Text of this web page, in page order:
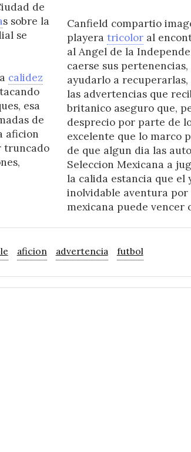
de
s sobre la
se
calidez
esa
de
aficion
truncado
Canfield compartio
playera tricolor al
al Angel de la
caerse sus
ayudarlo a
las advertencias que
britanico aseguro que,
desprecio por parte de
excelente que lo marco
de que algun dia las
Seleccion Mexicana a
la calida estancia que el
inolvidable aventura
mexicana puede vencer
aficion advertencia futbol